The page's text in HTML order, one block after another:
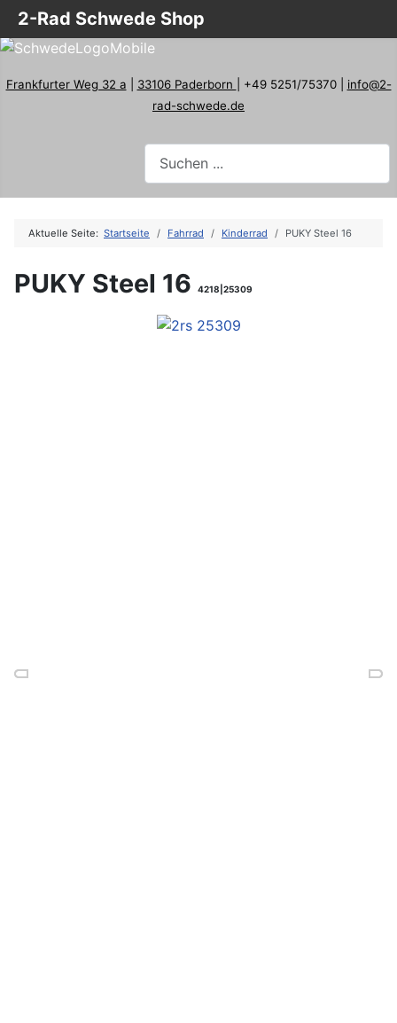
Frankfurter Weg 32 a 33106 Paderborn | +49 5251/75370 | info@2-
rad-schwede.de
Aktuelle Seite: Startseite Fahrrad Kinderrad PUKY Steel 16
PUKY Steel 16 4218|25309
2-Rad Schwede Shop